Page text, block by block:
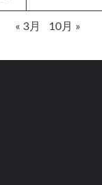
« 3月 10月 »